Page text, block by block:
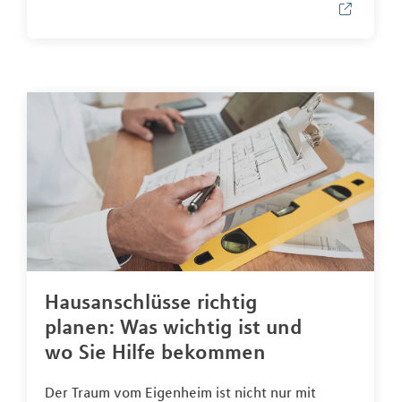
Hausanschlüsse richtig
planen: Was wichtig ist und
wo Sie Hilfe bekommen
Der Traum vom Eigenheim ist nicht nur mit